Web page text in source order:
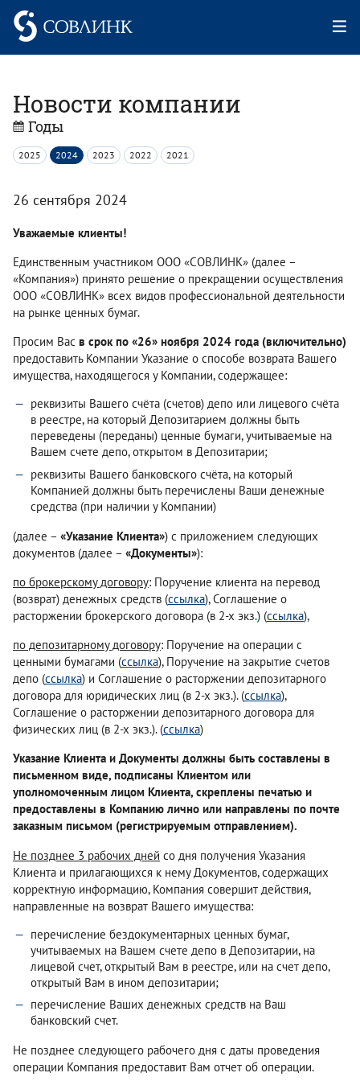
Новости компании
Годы
2025 2024 2023 2022 2021
26 сентября 2024
Уважаемые клиенты!
Единственным участником ООО «СОВЛИНК» (далее –
«Компания») принято решение о прекращении осуществления
ООО «СОВЛИНК» всех видов профессиональной деятельности
на рынке ценных бумаг.
Просим Вас в срок по «26» ноября 2024 года (включительно)
предоставить Компании Указание о способе возврата Вашего
имущества, находящегося у Компании, содержащее:
реквизиты Вашего счёта (счетов) депо или лицевого счёта
в реестре, на который Депозитарием должны быть
переведены (переданы) ценные бумаги, учитываемые на
Вашем счете депо, открытом в Депозитарии;
реквизиты Вашего банковского счёта, на который
Компанией должны быть перечислены Ваши денежные
средства (при наличии у Компании)
(далее – «Указание Клиента») с приложением следующих
документов (далее – «Документы»):
по брокерскому договору: Поручение клиента на перевод
(возврат) денежных средств (ссылка), Соглашение о
расторжении брокерского договора (в 2-х экз.) (ссылка),
по депозитарному договору: Поручение на операции с
ценными бумагами (ссылка), Поручение на закрытие счетов
депо (ссылка) и Соглашение о расторжении депозитарного
договора для юридических лиц (в 2-х экз.). (ссылка),
Соглашение о расторжении депозитарного договора для
физических лиц (в 2-х экз.). (ссылка)
Указание Клиента и Документы должны быть составлены в
письменном виде, подписаны Клиентом или
уполномоченным лицом Клиента, скреплены печатью и
предоставлены в Компанию лично или направлены по почте
заказным письмом (регистрируемым отправлением).
Не позднее 3 рабочих дней со дня получения Указания
Клиента и прилагающихся к нему Документов, содержащих
корректную информацию, Компания совершит действия,
направленные на возврат Вашего имущества:
перечисление бездокументарных ценных бумаг,
учитываемых на Вашем счете депо в Депозитарии, на
лицевой счет, открытый Вам в реестре, или на счет депо,
открытый Вам в ином депозитарии;
перечисление Ваших денежных средств на Ваш
банковский счет.
Не позднее следующего рабочего дня с даты проведения
операции Компания предоставит Вам отчет об операции.